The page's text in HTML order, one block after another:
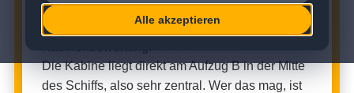
JUNIOR SUITE (KABINENNUMMER: 10108)
Die Kabine liegt direkt am Aufzug B in der Mitte
des Schiffs, also sehr zentral. Wer das mag, ist
Alle akzeptieren